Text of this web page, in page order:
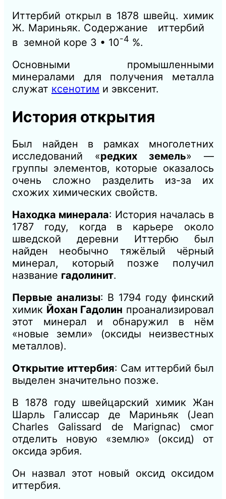
Иттербий открыл в 1878 швейц. химик
Ж. Мариньяк. Содержание иттербий
в земной коре 3 • 10-4 %.
Основными промышленными
минералами для получения металла
служат ксенотим и эвксенит.
История открытия
Был найден в рамках многолетних
исследований «редких земель» —
группы элементов, которые оказалось
очень сложно разделить из-за их
схожих химических свойств.
Находка минерала: История началась в
1787 году, когда в карьере около
шведской деревни Иттербю был
найден необычно тяжёлый чёрный
минерал, который позже получил
название гадолинит.
Первые анализы: В 1794 году финский
химик Йохан Гадолин проанализировал
этот минерал и обнаружил в нём
«новые земли» (оксиды неизвестных
металлов).
Открытие иттербия: Сам иттербий был
выделен значительно позже.
В 1878 году швейцарский химик Жан
Шарль Галиссар де Мариньяк (Jean
Charles Galissard de Marignac) смог
отделить новую «землю» (оксид) от
оксида эрбия.
Он назвал этот новый оксид оксидом
иттербия.